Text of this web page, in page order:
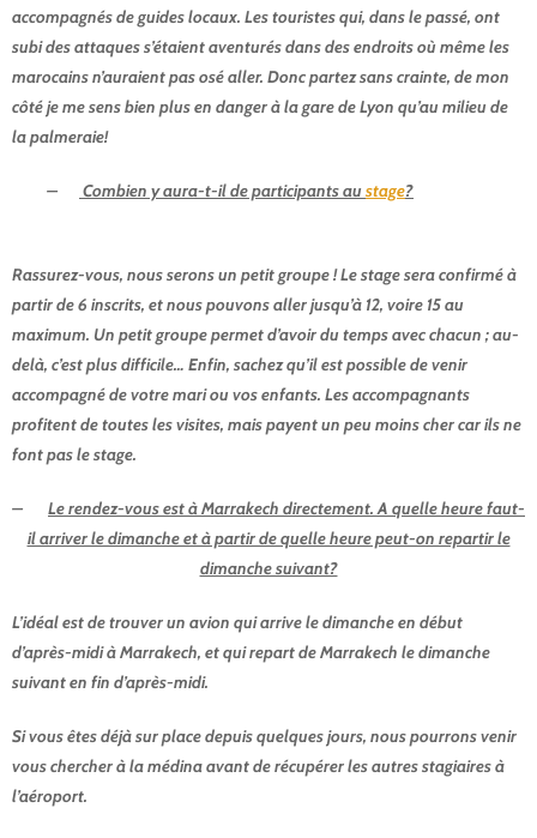
accompagnés de guides locaux. Les touristes qui, dans le passé, ont
subi des attaques s’étaient aventurés dans des endroits où même les
marocains n’auraient pas osé aller. Donc partez sans crainte, de mon
côté je me sens bien plus en danger à la gare de Lyon qu’au milieu de
la palmeraie!
– Combien y aura-t-il de participants austage?
Rassurez-vous, nous serons un petit groupe ! Le stage sera confirmé à
partir de 6 inscrits, et nous pouvons aller jusqu’à 12, voire 15 au
maximum. Un petit groupe permet d’avoir du temps avec chacun ; au-
delà, c’est plus difficile… Enfin, sachez qu’il est possible de venir
accompagné de votre mari ou vos enfants. Les accompagnants
profitent de toutes les visites, mais payent un peu moins cher car ils ne
font pas le stage.
– Le rendez-vous est à Marrakech directement. A quelle heure faut-
il arriver le dimanche et à partir de quelle heure peut-on repartir le
dimanche suivant?
L’idéal est de trouver un avion qui arrive le dimanche en début
d’après-midi à Marrakech, et qui repart de Marrakech le dimanche
suivant en fin d’après-midi.
Si vous êtes déjà sur place depuis quelques jours, nous pourrons venir
vous chercher à la médina avant de récupérer les autres stagiaires à
l’aéroport.